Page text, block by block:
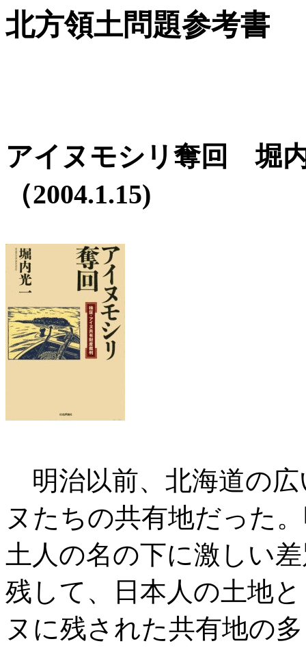
北方領土問題参考書
アイヌモシリ奪回 堀
（2004.1.15)
明治以前、北海道の
ヌたちの共有地だった
土人の名の下に激しい
残して、日本人の土地
ヌに残された共有地の